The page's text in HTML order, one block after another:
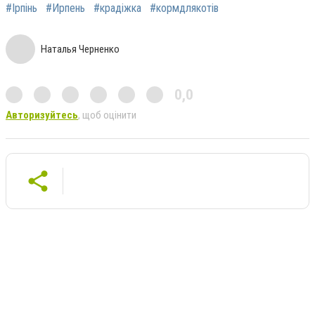
#Ірпінь #Ирпень #крадіжка #кормдлякотів
Наталья Черненко
0,0
Авторизуйтесь, щоб оцінити